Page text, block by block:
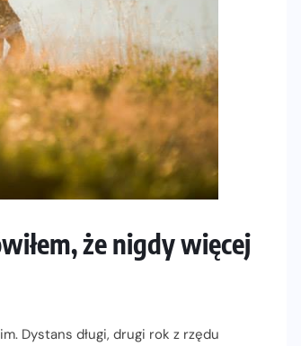
że nigdy więcej
Dystans długi, drugi rok z rzędu